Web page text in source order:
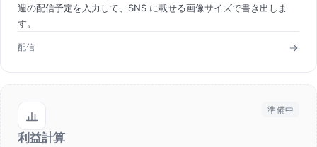
週の配信予定を入力して、SNS に載せる画像サイズで書き出しま
す。
配信
準備中
利益計算